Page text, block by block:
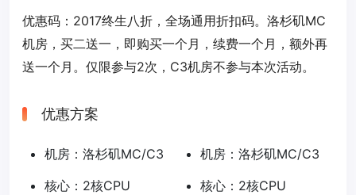
优惠码： 2017终生八折，全场通用折扣码。洛杉矶MC
机房，买二送一，即购买一个月，续费一个月，额外再
送一个月。仅限参与2次，C3机房不参与本次活动。
优惠方案
机房：洛杉矶MC/C3
核心：2核CPU
机房：洛杉矶MC/C3
核心：2核CPU